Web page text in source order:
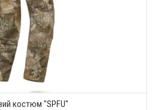
костюм "SPFU"